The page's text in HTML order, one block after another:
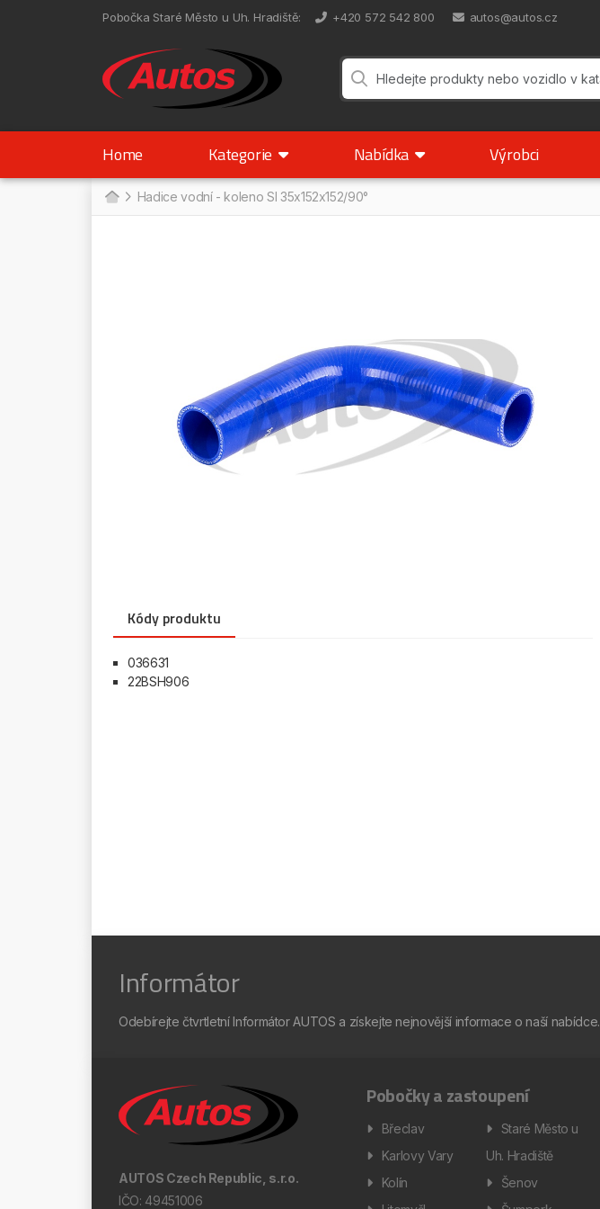
Pobočka Staré Město u Uh. Hradiště: +420 572 542 800 autos@autos.cz
Home Kategorie Nabídka Výrobci
Hadice vodní - koleno SI 35x152x152/90°
Kódy produktu
036631
22BSH906
Informátor
Odebírejte čtvrtletní Informátor AUTOS a získejte nejnovější informace o naší nabídce.
AUTOS Czech Republic, s.r.o.
IČO: 49451006
Pobočky a zastoupení
Břeclav
Karlovy Vary
Kolín
Staré Město u
Uh. Hradiště
Šenov